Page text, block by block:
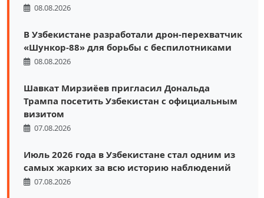
08.08.2026
В Узбекистане разработали дрон-перехватчик
«Шункор-88» для борьбы с беспилотниками
08.08.2026
Шавкат Мирзиёев пригласил Дональда
Трампа посетить Узбекистан с официальным
визитом
07.08.2026
Июль 2026 года в Узбекистане стал одним из
самых жарких за всю историю наблюдений
07.08.2026